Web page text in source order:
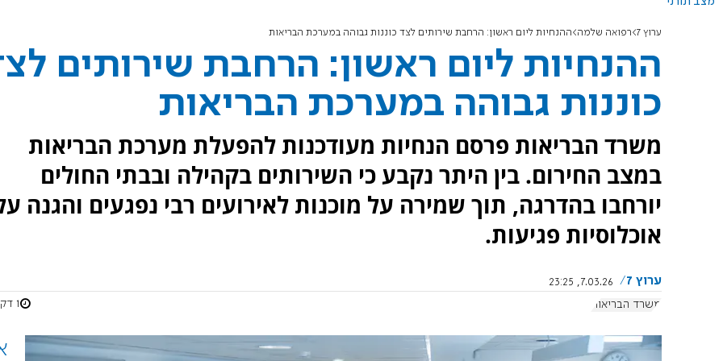
ערוץ 7 רפואה שלמה ההנחיות ליום ראשון: הרחבת שירותים לצד כוננות גבוהה במערכת הבריאות
ההנחיות ליום ראשון: הרחבת שירותים
כוננות גבוהה במערכת הבריאות
משרד הבריאות פרסם הנחיות מעודכנות להפעלת מערכת הבריאות
במצב החירום. בין היתר נקבע כי השירותים בקהילה ובבתי החולים
יורחבו בהדרגה, תוך שמירה על מוכנות לאירועים רבי נפגעים והגנה
אוכלוסיות פגיעות.
ערוץ 7
7.03.26, 23:25
משרד הבריאות
1 דקות